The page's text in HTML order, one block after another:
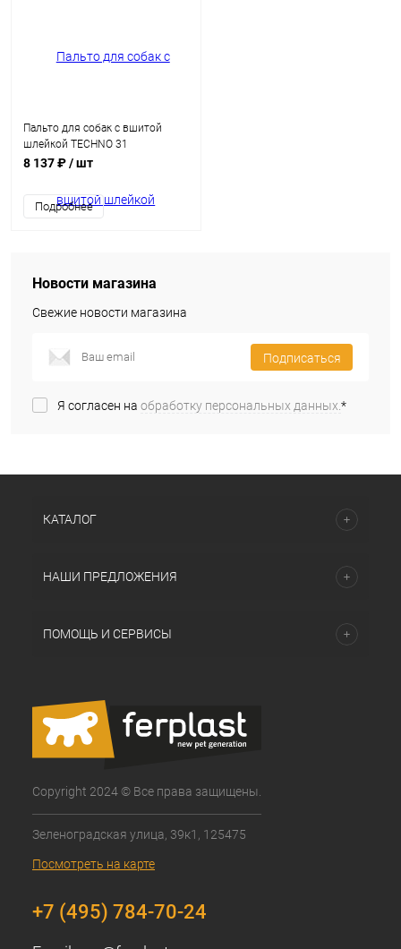
Пальто для собак с вшитой
шлейкой TECHNO 31
8 137 ₽/ шт
Подробнее
Новости магазина
Свежие новости магазина
Подписаться
Я согласен на обработку персональных данных.*
КАТАЛОГ
НАШИ ПРЕДЛОЖЕНИЯ
ПОМОЩЬ И СЕРВИСЫ
Copyright 2024 © Все права защищены.
Зеленоградская улица, 39к1, 125475
Посмотреть на карте
+7 (495) 784-70-24